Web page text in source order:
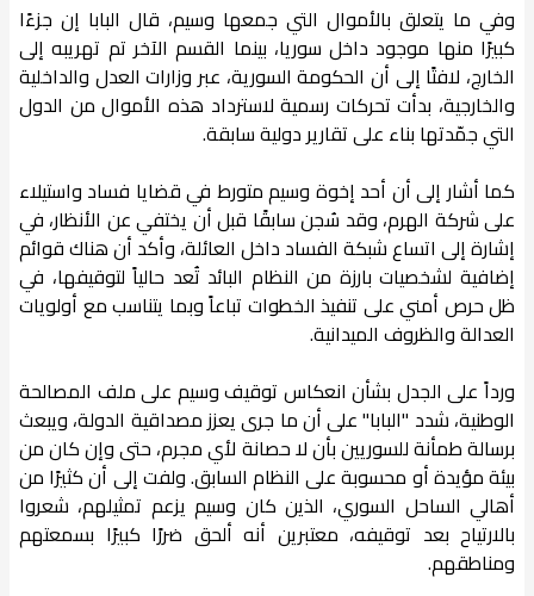
وفي ما يتعلق بالأموال التي جمعها وسيم، قال البابا إن جزءًا
كبيرًا منها موجود داخل سوريا، بينما القسم الآخر تم تهريبه إلى
الخارج، لافتًا إلى أن الحكومة السورية، عبر وزارات العدل والداخلية
والخارجية، بدأت تحركات رسمية لاسترداد هذه الأموال من الدول
التي جمّدتها بناء على تقارير دولية سابقة.
كما أشار إلى أن أحد إخوة وسيم متورط في قضايا فساد واستيلاء
على شركة الهرم، وقد سُجن سابقًا قبل أن يختفي عن الأنظار، في
إشارة إلى اتساع شبكة الفساد داخل العائلة، وأكد أن هناك قوائم
إضافية لشخصيات بارزة من النظام البائد تُعد حالياً لتوقيفها، في
ظل حرص أمني على تنفيذ الخطوات تباعاً وبما يتناسب مع أولويات
العدالة والظروف الميدانية.
ورداً على الجدل بشأن انعكاس توقيف وسيم على ملف المصالحة
الوطنية، شدد "البابا" على أن ما جرى يعزز مصداقية الدولة، ويبعث
برسالة طمأنة للسوريين بأن لا حصانة لأي مجرم، حتى وإن كان من
بيئة مؤيدة أو محسوبة على النظام السابق. ولفت إلى أن كثيرًا من
أهالي الساحل السوري، الذين كان وسيم يزعم تمثيلهم، شعروا
بالارتياح بعد توقيفه، معتبرين أنه ألحق ضررًا كبيرًا بسمعتهم
ومناطقهم.